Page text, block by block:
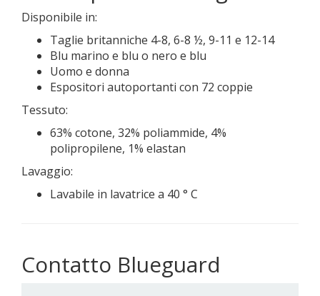
Disponibile in:
Taglie britanniche 4-8, 6-8 ½, 9-11 e 12-14
Blu marino e blu o nero e blu
Uomo e donna
Espositori autoportanti con 72 coppie
Tessuto:
63% cotone, 32% poliammide, 4%
polipropilene, 1% elastan
Lavaggio:
Lavabile in lavatrice a 40 ° C
Contatto Blueguard